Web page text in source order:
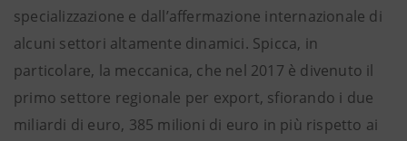
specializzazione e dall’affermazione internazionale di
alcuni settori altamente dinamici. Spicca, in
particolare, la meccanica, che nel 2017 è divenuto il
primo settore regionale per export, sfiorando i due
miliardi di euro, 385 milioni di euro in più rispetto ai